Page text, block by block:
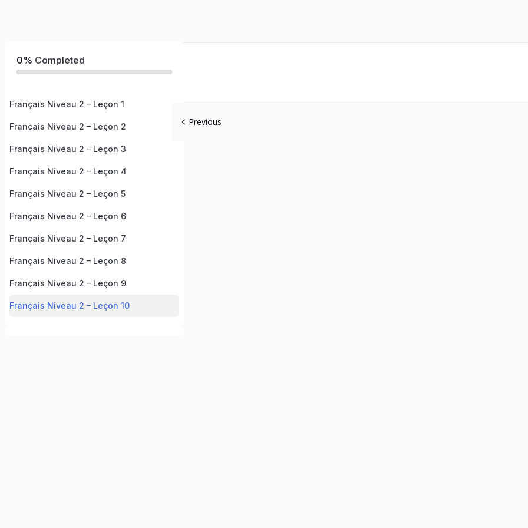
0% Completed
Français Niveau 2 – Leçon 1
Français Niveau 2 – Leçon 2
Français Niveau 2 – Leçon 3
Français Niveau 2 – Leçon 4
Français Niveau 2 – Leçon 5
Français Niveau 2 – Leçon 6
Français Niveau 2 – Leçon 7
Français Niveau 2 – Leçon 8
Français Niveau 2 – Leçon 9
Français Niveau 2 – Leçon 10
Previous